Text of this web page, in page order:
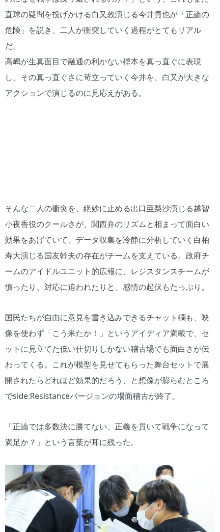
直球の疑問を投げかける白又敦演じる今井貴也が「正論の
危険」を説き、二人が衝突していく過程がとてもリアル
だ。
高嶋が生真面目で融通の利かない樫本を真っ直ぐに表現
し、その真っ直ぐさに苛立っていく今井を、白又が大きな
アクションで演じるのに見応えがある。
そんな二人の衝突を、絶妙に止める出口亜梨沙演じる越智
小夜香役のクールさが、関西弁のリズムと相まって面白い
効果をあげていて、データ収集を冷静に分析していく白柏
寿大演じる国友幹夫の存在がチームを支えている。政府チ
ームのアイドルユニット的広報に、レジスタンスチームが
憤ったり、対応に追われたりと、感情の起伏もたっぷり。
国民たちが自由に意見を書き込みできるチャット欄も、映
像を使わず「こう来たか！」というアイディア満載で、セ
ットに見立てた低い仕切りしかない稽古場でも面白さが伝
わってくる。これが模型を見せてもらった舞台セットで展
開されたらどれほど効果的だろう、と想像が膨らむところ
でside:Resistanceバージョンの場面稽古が終了。
「正論では多数決に勝てない、正義を貫いて戦争になって
満足か？」という言葉が耳に残った。